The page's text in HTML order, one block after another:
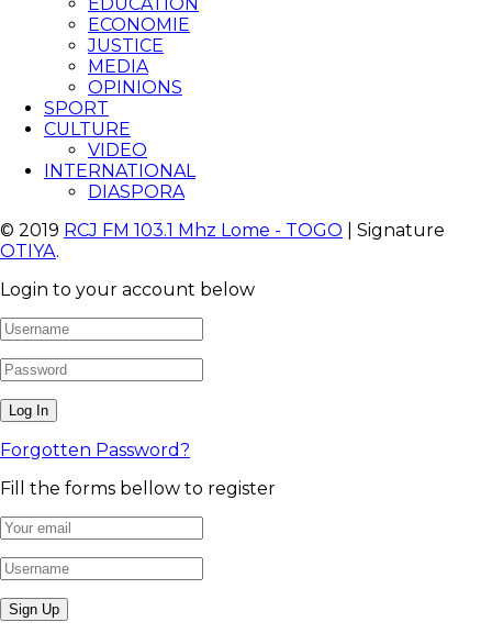
ECONOMIE
JUSTICE
MEDIA
OPINIONS
SPORT
CULTURE
VIDEO
INTERNATIONAL
DIASPORA
© 2019 RCJ FM 103.1 Mhz Lome - TOGO | Signature
OTIYA.
Login to your account below
Forgotten Password?
Fill the forms bellow to register